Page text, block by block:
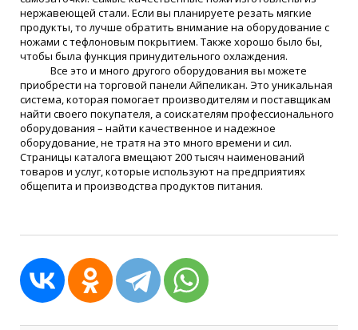
нержавеющей стали. Если вы планируете резать мягкие
продукты, то лучше обратить внимание на оборудование с
ножами с тефлоновым покрытием. Также хорошо было бы,
чтобы была функция принудительного охлаждения.
Все это и много другого оборудования вы можете
приобрести на торговой панели Айпеликан. Это уникальная
система, которая помогает производителям и поставщикам
найти своего покупателя, а соискателям профессионального
оборудования – найти качественное и надежное
оборудование, не тратя на это много времени и сил.
Страницы каталога вмещают 200 тысяч наименований
товаров и услуг, которые используют на предприятиях
общепита и производства продуктов питания.